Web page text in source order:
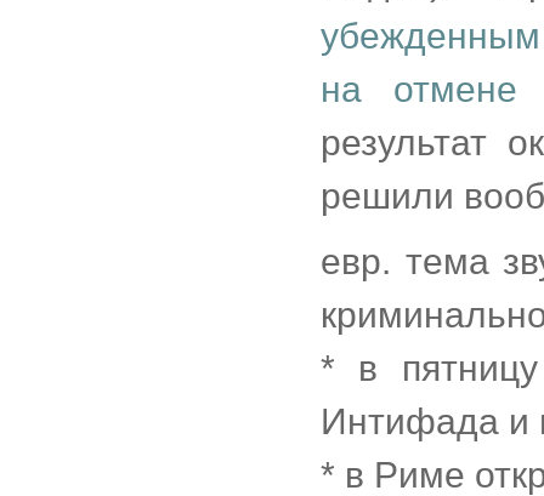
убежденным
на отмене
результат
решили
евр. тема
* в
Интифада и
* в Риме